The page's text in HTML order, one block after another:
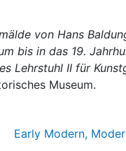
von Hans
bis in das 19.
Lehrstuhl II für
Museum.
Early Modern,